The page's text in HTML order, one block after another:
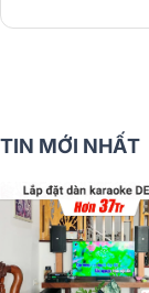
TIN MỚI NHẤT